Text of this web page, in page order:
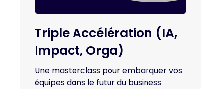
Triple Accélération (IA,
Impact, Orga)
Une masterclass pour embarquer vos
équipes dans le futur du business